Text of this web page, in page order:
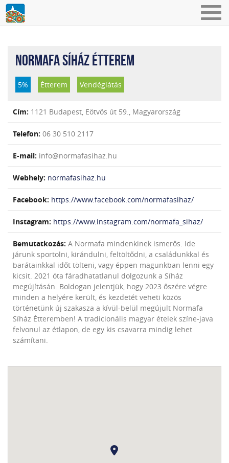
NORMAFA SÍHÁZ ÉTTEREM
5% Étterem Vendéglátás
Cím: 1121 Budapest, Eötvös út 59., Magyarország
Telefon: 06 30 510 2117
E-mail: info@normafasihaz.hu
Webhely: normafasihaz.hu
Facebook: https://www.facebook.com/normafasihaz/
Instagram: https://www.instagram.com/normafa_sihaz/
Bemutatkozás: A Normafa mindenkinek ismerős. Ide
járunk sportolni, kirándulni, feltöltődni, a családunkkal és
barátainkkal időt tölteni, vagy éppen magunkban lenni egy
kicsit. 2021 óta fáradhatatlanul dolgozunk a Síház
megújításán. Boldogan jelentjük, hogy 2023 őszére végre
minden a helyére került, és kezdetét veheti közös
történetünk új szakasza a kívül-belül megújult Normafa
Síház Étteremben! A tradicionális magyar ételek színe-java
felvonul az étlapon, de egy kis csavarra mindig lehet
számítani.